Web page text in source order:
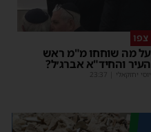
צפו
על מה שוחחו מ"מ ראש
העיר והחיד"א אברג׳ל?
יוסי יחזקאלי 23:37